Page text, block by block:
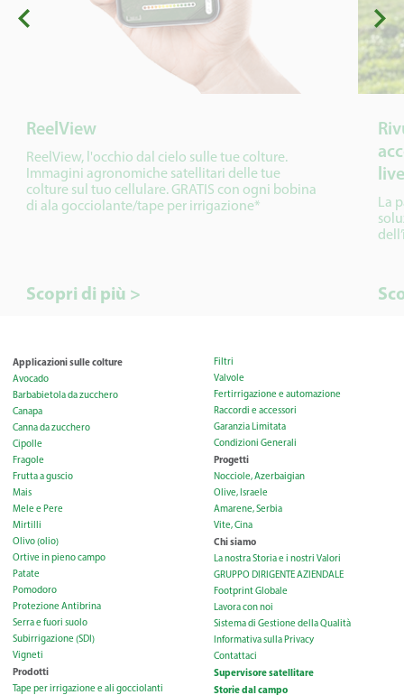
ReelView
ReelView, l'occhio dal cielo sulle tue colture.
Immagini agronomiche satellitari delle tue
colture sul tuo cellulare. GRATIS con ogni bobina
di ala gocciolante/tape per irrigazione*
Scopri di più >
La
Applicazioni sulle colture
Avocado
Barbabietola da zucchero
Canapa
Canna da zucchero
Cipolle
Fragole
Frutta a guscio
Mais
Mele e Pere
Mirtilli
Olivo (olio)
Ortive in pieno campo
Patate
Pomodoro
Protezione Antibrina
Serra e fuori suolo
Subirrigazione (SDI)
Vigneti
Prodotti
Tape per irrigazione e ali gocciolanti
Filtri
Valvole
Fertirrigazione e automazione
Raccordi e accessori
Garanzia Limitata
Condizioni Generali
Progetti
Nocciole, Azerbaigian
Olive, Israele
Amarene, Serbia
Vite, Cina
Chi siamo
La nostra Storia e i nostri Valori
GRUPPO DIRIGENTE AZIENDALE
Footprint Globale
Lavora con noi
Sistema di Gestione della Qualità
Informativa sulla Privacy
Contattaci
Supervisore satellitare
Storie dal campo